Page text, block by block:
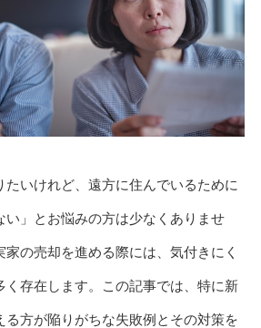
たいけれど、遠方に住んでいるために
い」とお悩みの方は少なくありませ
家の売却を進める際には、気付きにく
く存在します。この記事では、特に新
る方が陥りがちな失敗例とその対策を